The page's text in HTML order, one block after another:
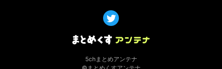
5chまとめアンテナ